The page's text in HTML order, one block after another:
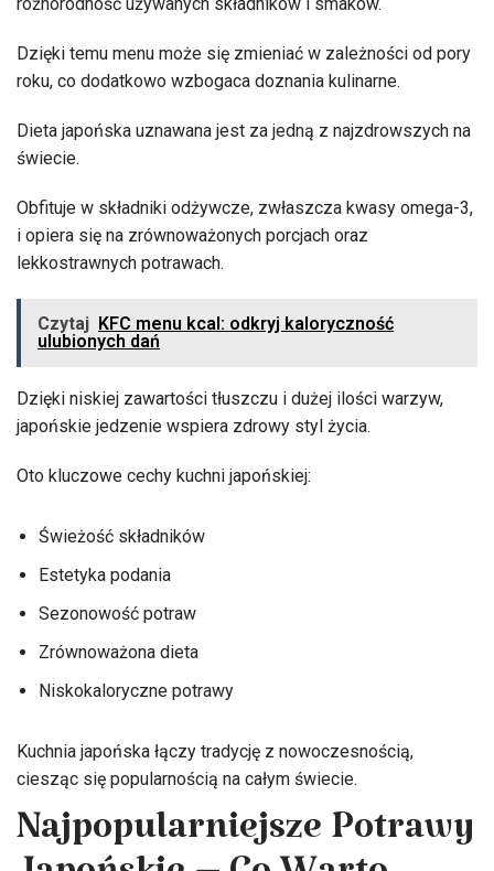
Dzięki temu menu może się zmieniać w zależności od pory
roku, co dodatkowo wzbogaca doznania kulinarne.
Dieta japońska uznawana jest za jedną z najzdrowszych na
świecie.
Obfituje w składniki odżywcze, zwłaszcza kwasy omega-3,
i opiera się na zrównoważonych porcjach oraz
lekkostrawnych potrawach.
Czytaj KFC menu kcal: odkryj kaloryczność
ulubionych dań
Dzięki niskiej zawartości tłuszczu i dużej ilości warzyw,
japońskie jedzenie wspiera zdrowy styl życia.
Oto kluczowe cechy kuchni japońskiej:
Świeżość składników
Estetyka podania
Sezonowość potraw
Zrównoważona dieta
Niskokaloryczne potrawy
Kuchnia japońska łączy tradycję z nowoczesnością,
ciesząc się popularnością na całym świecie.
Najpopularniejsze Potrawy